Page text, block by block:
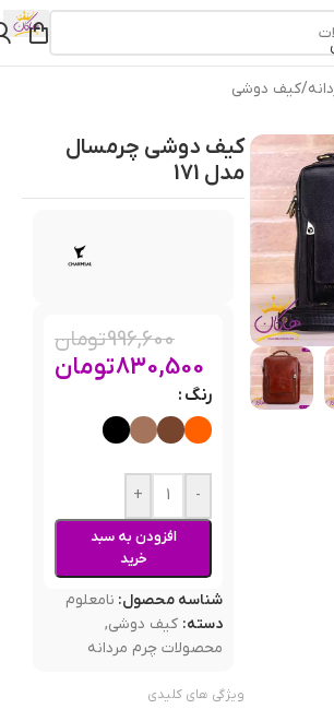
/کیف دوشی
کیف دوشی چرمسال
مدل 171
996,600تومان
830,500تومان
رنگ
-
+
افزودن به سبد
خرید
شناسه محصول: نامعلوم
دسته: کیف دوشی,
محصولات چرم مردانه
ویژگی های کلیدی